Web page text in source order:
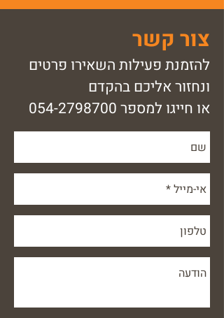
צור קשר
להזמנת פעילות השאירו פרטים
ונחזור אליכם בהקדם
או חייגו למספר054-2798700